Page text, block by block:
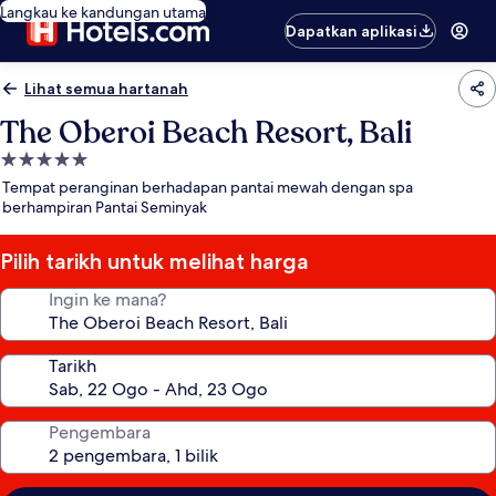
Langkau ke kandungan utama
Dapatkan aplikasi
Lihat semua hartanah
The Oberoi Beach Resort, Bali
Hartanah
5.0
bintang
Tempat peranginan berhadapan pantai mewah dengan spa
berhampiran Pantai Seminyak
Pilih tarikh untuk melihat harga
Ingin ke mana?
Tarikh
Pengembara